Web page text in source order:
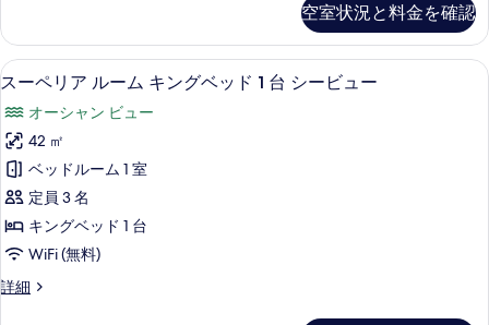
表
示
す
る
グ
ベ
ッ
ド
1
台
ガ
ー
デ
ン
ア
ル
ー
キ
ン
グ
ベ
ッ
ド
台
ー
空室状況と料金を確認
ス
ペ
リ
ア
ル
ー
ム
キ
スーペリア ルーム キングベッド 1
6
スーペリア ルーム キングベッド 1 台 シービュー
オーシャン ビュー
42 ㎡
ベッドルーム 1 室
定員 3 名
キングベッド 1 台
WiFi (無料)
詳細
ス